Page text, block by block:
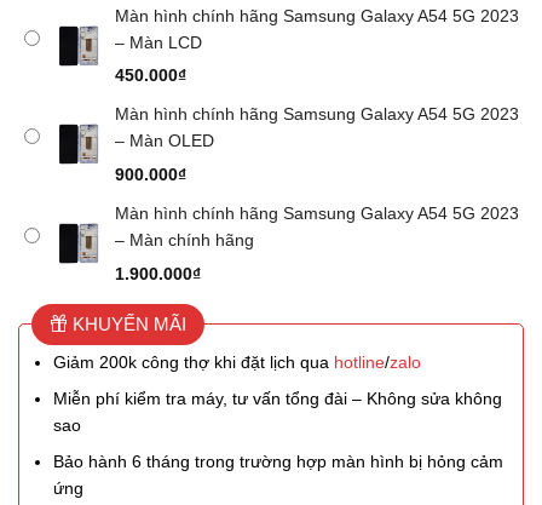
Màn hình chính hãng Samsung Galaxy A54 5G 2023
– Màn LCD
450.000₫
Màn hình chính hãng Samsung Galaxy A54 5G 2023
– Màn OLED
900.000₫
Màn hình chính hãng Samsung Galaxy A54 5G 2023
– Màn chính hãng
1.900.000₫
KHUYẾN MÃI
Giảm 200k công thợ khi đặt lịch qua hotline/zalo
Miễn phí kiểm tra máy, tư vấn tổng đài – Không sửa không
sao
Bảo hành 6 tháng trong trường hợp màn hình bị hỏng cảm
ứng